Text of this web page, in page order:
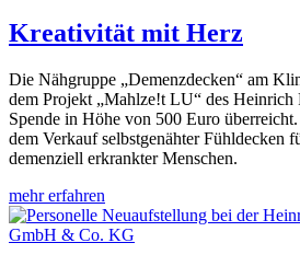
Kreativität mit Herz
Die Nähgruppe „Demenzdecken“ am
dem Projekt „Mahlze!t LU“ des Heinrich
Spende in Höhe von 500 Euro
dem Verkauf selbstgenähter Fühldecken
demenziell erkrankter Menschen.
mehr erfahren